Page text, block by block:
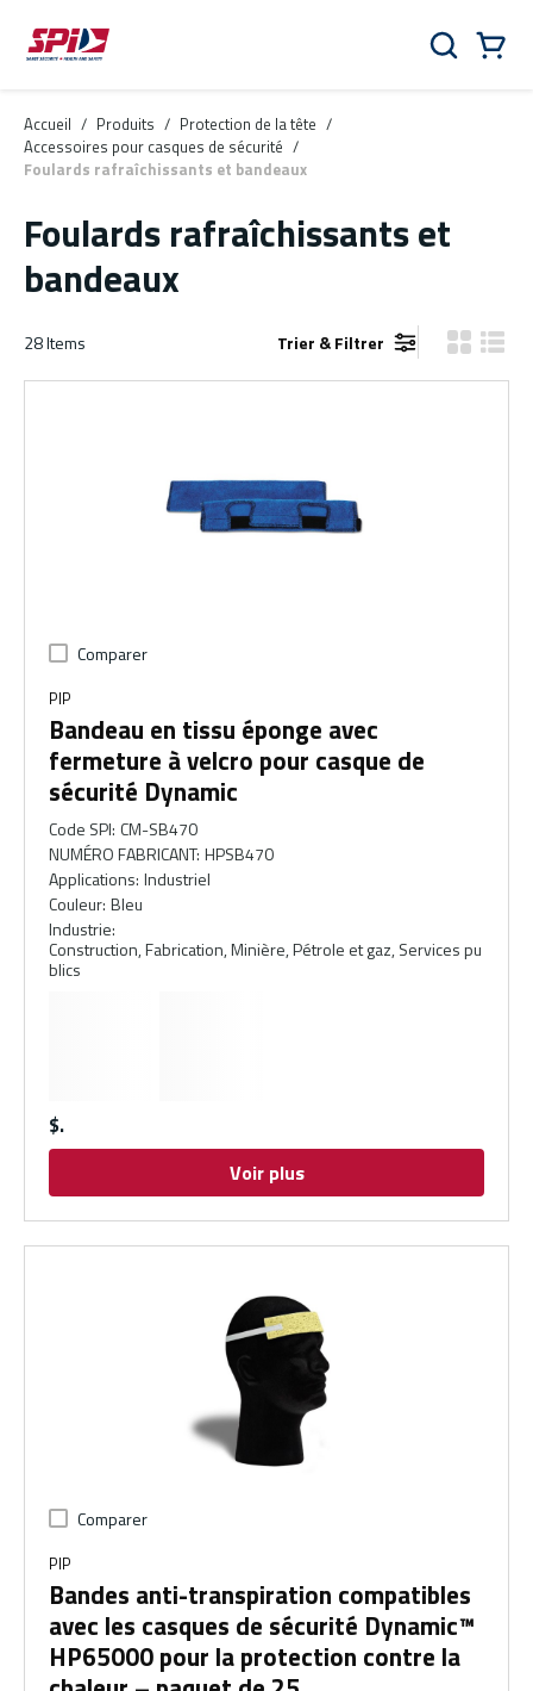
Aller au contenu principal
Skip to menu
Skip to footer
Rechercher
Accueil / Produits / Protection de la tête /
Accessoires pour casques de sécurité /
Foulards rafraîchissants et bandeaux
Foulards rafraîchissants et
bandeaux
28Items Trier & Filtrer Vue grille
Vue
Comparer
PIP
Bandeau en tissu éponge avec
fermeture à velcro pour casque de
sécurité Dynamic
Code SPI: CM-SB470
NUMÉRO FABRICANT: HPSB470
Applications: Industriel
Couleur: Bleu
Industrie:
Construction, Fabrication, Minière, Pétrole et gaz, Services pu
blics
$
Voir plus
Comparer
PIP
Bandes anti-transpiration compatibles
avec les casques de sécurité Dynamic™
HP65000 pour la protection contre la